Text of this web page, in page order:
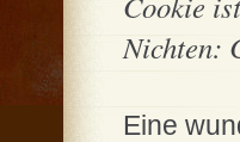
Nichten:
Eine